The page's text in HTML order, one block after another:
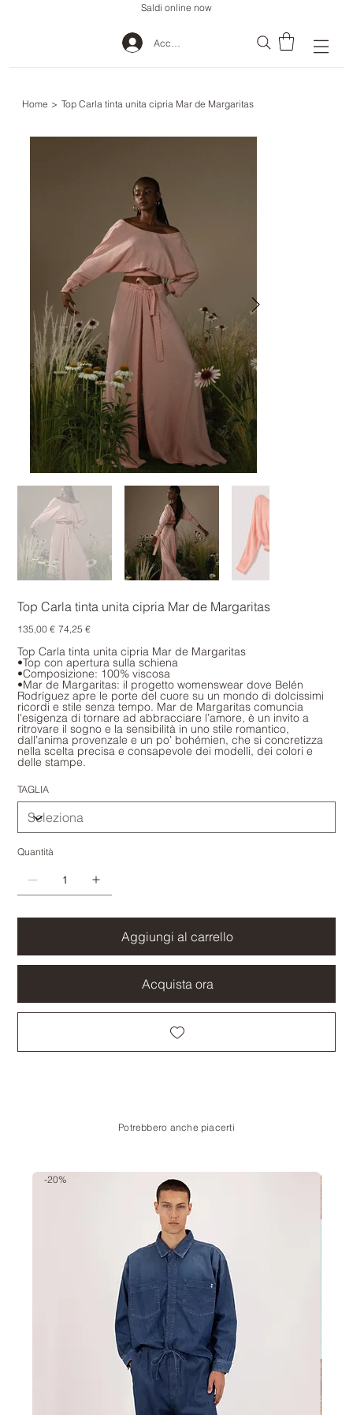
Saldi online now
Accedi
Home > Top Carla tinta unita cipria Mar de Margaritas
Top Carla tinta unita cipria Mar de Margaritas
Prezzo
originale
135,00 € Prezzo
scontato
74,25 €
Top Carla tinta unita cipria Mar de Margaritas
•Top con apertura sulla schiena
•Composizione: 100% viscosa
•Mar de Margaritas: il progetto womenswear dove Belén
Rodríguez apre le porte del cuore su un mondo di dolcissimi
ricordi e stile senza tempo. Mar de Margaritas comuncia
l'esigenza di tornare ad abbracciare l’amore, è un invito a
ritrovare il sogno e la sensibilità in uno stile romantico,
dall’anima provenzale e un po’ bohémien, che si concretizza
nella scelta precisa e consapevole dei modelli, dei colori e
delle stampe.
TAGLIA
Quantità
Aggiungi al carrello
Acquista ora
Potrebbero anche piacerti
-20%